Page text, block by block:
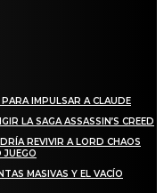
IMPULSAR A CLAUDE
LA SAGA ASSASSIN’S CREED
REVIVIR A LORD CHAOS
JUEGO
MASIVAS Y EL VACÍO